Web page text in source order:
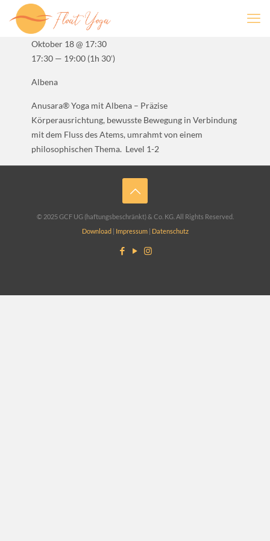
Anusara® Yoga mit Albena – Präzise
Körperausrichtung, bewusste Bewegung in Verbindung
mit dem Fluss des Atems, umrahmt von einem
philosophischen Thema. Level 1-2
Oktober 18 @ 17:30
17:30 — 19:00 (1h 30′)
Albena
© 2025 GCF UG (haftungsbeschränkt) & Co. KG. All Rights Reserved.
Download| Impressum| Datenschutz